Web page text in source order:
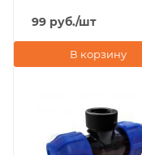
99 руб./шт
В корзину